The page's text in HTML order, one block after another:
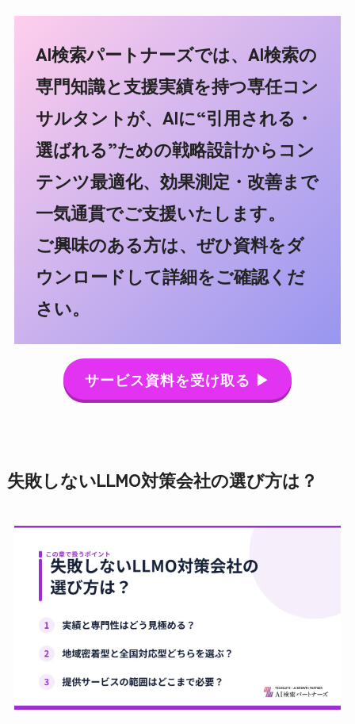
AI検索パートナーズでは、AI検索の
専門知識と支援実績を持つ専任コン
サルタントが、AIに“引用される・
選ばれる”ための戦略設計からコン
テンツ最適化、効果測定・改善まで
一気通貫でご支援いたします。
ご興味のある方は、ぜひ資料をダ
ウンロードして詳細をご確認くだ
さい。
サービス資料を受け取る ▶
失敗しないLLMO対策会社の選び方は？